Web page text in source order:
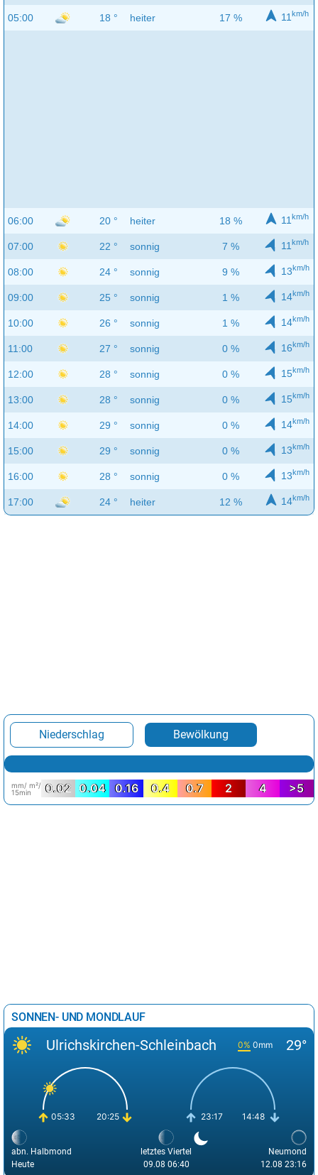
05:00 18 ° heiter 17 % 11 km/h
06:00 20 ° heiter 18 % 11 km/h
07:00 22 ° sonnig 7 % 11 km/h
08:00 24 ° sonnig 9 % 13km/h
09:00 25 ° sonnig 1 % 14km/h
10:00 26 ° sonnig 1 % 14km/h
11:00 27 ° sonnig 0 % 16km/h
12:00 28 ° sonnig 0 % 15km/h
13:00 28 ° sonnig 0 % 15km/h
14:00 29 ° sonnig 0 % 14km/h
15:00 29 ° sonnig 0 % 13km/h
16:00 28 ° sonnig 0 % 13km/h
17:00 24 ° heiter 12 % 14km/h
Niederschlag Bewölkung
mm/ m²/
15min
0.02 0.04 0.16 0.4 0.7 2 4 >5
SONNEN- UND MONDLAUF
Ulrichskirchen-Schleinbach 0% 0mm 29°
05:33 20:25 23:17 14:48
abn. Halbmond
Heute
letztes Viertel
09.08 06:40
Neumond
12.08 23:16